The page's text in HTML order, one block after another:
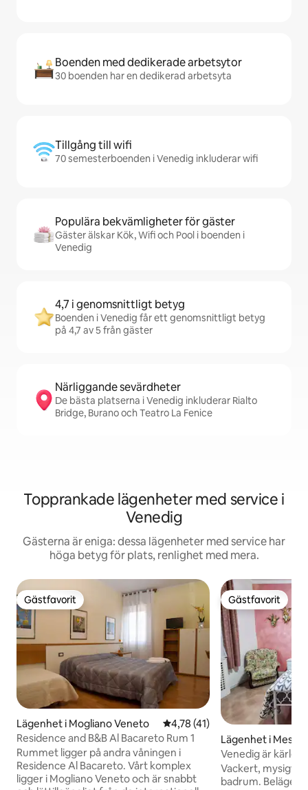
Boenden med dedikerade arbetsytor
30 boenden har en dedikerad arbetsyta
Tillgång till wifi
70 semesterboenden i Venedig inkluderar wifi
Populära bekvämligheter för gäster
Gäster älskar Kök, Wifi och Pool i boenden i
Venedig
4,7 i genomsnittligt betyg
Boenden i Venedig får ett genomsnittligt betyg
på 4,7 av 5 från gäster
Närliggande sevärdheter
De bästa platserna i Venedig inkluderar Rialto
Bridge, Burano och Teatro La Fenice
Topprankade lägenheter med service i
Venedig
Gästerna är eniga: dessa lägenheter med service har
höga betyg för plats, renlighet med mera.
Gästfavorit
Gästfavorit
Lägenhet i Mogliano Veneto 4,78 av 5 i genomsnittligt
4,78 (41)
Residence and B&B Al Bacareto Rum 1
Rummet ligger på andra våningen i
Residence Al Bacareto. Vårt komplex
ligger i Mogliano Veneto och är snabbt
Gästfavorit
Gästfavorit
Lägenhet i Mestre
Venedig är kärlek
Vackert, mysigt,
badrum. Beläget